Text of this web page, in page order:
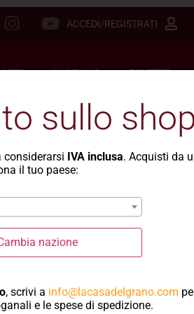
ACCEDI/REGISTRATI
IL GRANO RICETTE
sullo
considerarsi IVA inclusa. Acquisti da
il tuo paese:
nazione
, scrivi a info@lacasadelgrano.com
e le spese di spedizione.